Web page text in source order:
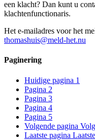
een klacht? Dan kunt u
klachtenfunctionaris.
Het e-mailadres voor het
thomashuis@meld-het.nu
Paginering
Huidige pagina 1
Pagina 2
Pagina 3
Pagina 4
Pagina 5
Volgende pagina
Laatste pagina